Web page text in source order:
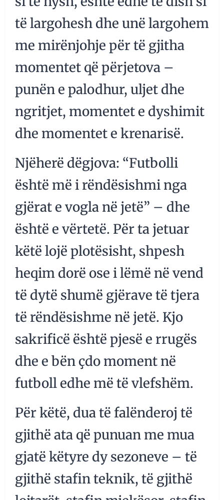
të largohesh dhe unë largohem
me mirënjohje për të gjitha
momentet që përjetova –
punën e palodhur, uljet dhe
ngritjet, momentet e dyshimit
dhe momentet e krenarisë.
Njëherë dëgjova: “Futbolli
është më i rëndësishmi nga
gjërat e vogla në jetë” – dhe
është e vërtetë. Për ta jetuar
këtë lojë plotësisht, shpesh
heqim dorë ose i lëmë në vend
të dytë shumë gjërave të tjera
të rëndësishme në jetë. Kjo
sakrificë është pjesë e rrugës
dhe e bën çdo moment në
futboll edhe më të vlefshëm.
Për këtë, dua të falënderoj të
gjithë ata që punuan me mua
gjatë këtyre dy sezoneve – të
gjithë stafin teknik, të gjithë